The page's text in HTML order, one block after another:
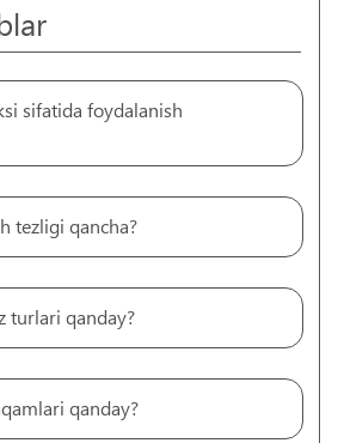
sifatida foydalanish
tezligi qancha?
turlari qanday?
qanday?